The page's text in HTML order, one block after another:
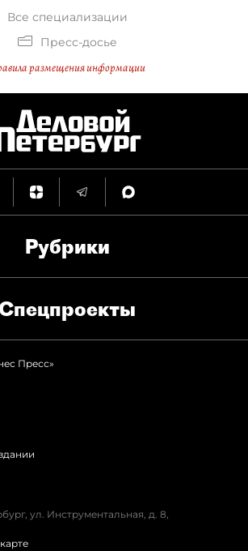
Все специализации
Пресс-досье
размещения информации
Рубрики
Пресс»
ул. Инструментальная, д. 8,